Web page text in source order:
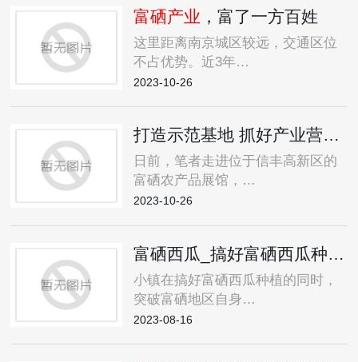
富硒产业 ，富了一方百姓
这里距离南京城区较远，交通区位
不占优势。近3年…
2023-10-26
打造示范基地 抓好产业营销 信丰扎实推进
日前，笔者走进位于信丰高新区的
富硒农产品展馆，…
2023-10-26
小镇在搞好富硒西瓜种植的同时，
突破富硒地区自身…
2023-08-16